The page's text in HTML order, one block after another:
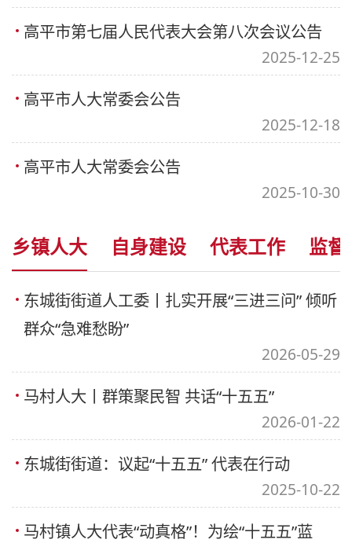
高平市第七届人民代表大会第八次会议公告
2025-12-25
高平市人大常委会公告
2025-12-18
高平市人大常委会公告
2025-10-30
乡镇人大 自身建设 代表工作 监
东城街街道人工委丨扎实开展“三进三问” 倾听
群众“急难愁盼”
2026-05-29
马村人大丨群策聚民智 共话“十五五”
2026-01-22
东城街街道：议起“十五五” 代表在行动
2025-10-22
马村镇人大代表“动真格”！为绘“十五五”蓝